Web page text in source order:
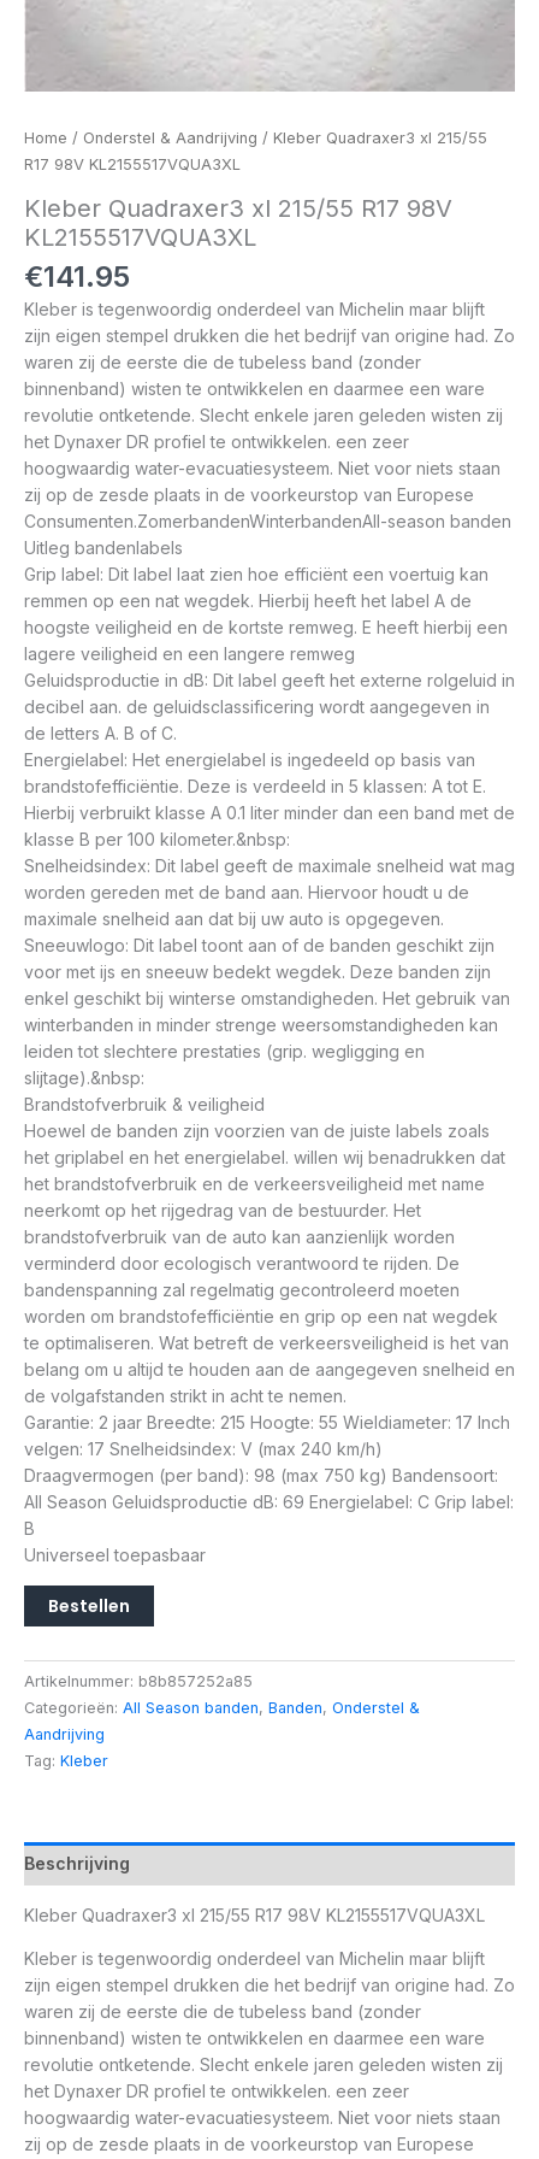
Home / Onderstel & Aandrijving / Kleber Quadraxer3 xl 215/55
R17 98V KL2155517VQUA3XL
Kleber Quadraxer3 xl 215/55 R17 98V
KL2155517VQUA3XL
€141.95
Kleber is tegenwoordig onderdeel van Michelin maar blijft
zijn eigen stempel drukken die het bedrijf van origine had. Zo
waren zij de eerste die de tubeless band (zonder
binnenband) wisten te ontwikkelen en daarmee een ware
revolutie ontketende. Slecht enkele jaren geleden wisten zij
het Dynaxer DR profiel te ontwikkelen. een zeer
hoogwaardig water-evacuatiesysteem. Niet voor niets staan
zij op de zesde plaats in de voorkeurstop van Europese
Consumenten.ZomerbandenWinterbandenAll-season banden
Uitleg bandenlabels
Grip label: Dit label laat zien hoe efficiënt een voertuig kan
remmen op een nat wegdek. Hierbij heeft het label A de
hoogste veiligheid en de kortste remweg. E heeft hierbij een
lagere veiligheid en een langere remweg
Geluidsproductie in dB: Dit label geeft het externe rolgeluid in
decibel aan. de geluidsclassificering wordt aangegeven in
de letters A. B of C.
Energielabel: Het energielabel is ingedeeld op basis van
brandstofefficiëntie. Deze is verdeeld in 5 klassen: A tot E.
Hierbij verbruikt klasse A 0.1 liter minder dan een band met de
klasse B per 100 kilometer.&nbsp:
Snelheidsindex: Dit label geeft de maximale snelheid wat mag
worden gereden met de band aan. Hiervoor houdt u de
maximale snelheid aan dat bij uw auto is opgegeven.
Sneeuwlogo: Dit label toont aan of de banden geschikt zijn
voor met ijs en sneeuw bedekt wegdek. Deze banden zijn
enkel geschikt bij winterse omstandigheden. Het gebruik van
winterbanden in minder strenge weersomstandigheden kan
leiden tot slechtere prestaties (grip. wegligging en
slijtage).&nbsp:
Brandstofverbruik & veiligheid
Hoewel de banden zijn voorzien van de juiste labels zoals
het griplabel en het energielabel. willen wij benadrukken dat
het brandstofverbruik en de verkeersveiligheid met name
neerkomt op het rijgedrag van de bestuurder. Het
brandstofverbruik van de auto kan aanzienlijk worden
verminderd door ecologisch verantwoord te rijden. De
bandenspanning zal regelmatig gecontroleerd moeten
worden om brandstofefficiëntie en grip op een nat wegdek
te optimaliseren. Wat betreft de verkeersveiligheid is het van
belang om u altijd te houden aan de aangegeven snelheid en
de volgafstanden strikt in acht te nemen.
Garantie: 2 jaar Breedte: 215 Hoogte: 55 Wieldiameter: 17 Inch
velgen: 17 Snelheidsindex: V (max 240 km/h)
Draagvermogen (per band): 98 (max 750 kg) Bandensoort:
All Season Geluidsproductie dB: 69 Energielabel: C Grip label:
B
Universeel toepasbaar
Bestellen
Artikelnummer: b8b857252a85
Categorieën: All Season banden, Banden, Onderstel &
Aandrijving
Tag: Kleber
Beschrijving
Kleber Quadraxer3 xl 215/55 R17 98V KL2155517VQUA3XL
Kleber is tegenwoordig onderdeel van Michelin maar blijft
zijn eigen stempel drukken die het bedrijf van origine had. Zo
waren zij de eerste die de tubeless band (zonder
binnenband) wisten te ontwikkelen en daarmee een ware
revolutie ontketende. Slecht enkele jaren geleden wisten zij
het Dynaxer DR profiel te ontwikkelen. een zeer
hoogwaardig water-evacuatiesysteem. Niet voor niets staan
zij op de zesde plaats in de voorkeurstop van Europese